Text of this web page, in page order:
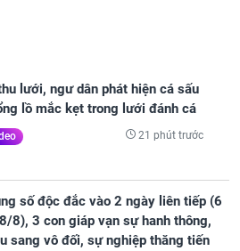
lưới, ngư dân phát hiện cá sấu
lồ mắc kẹt trong lưới đánh cá
21 phút trước
số độc đắc vào 2 ngày liên tiếp (6
8), 3 con giáp vạn sự hanh thông,
sang vô đối, sự nghiệp thăng tiến